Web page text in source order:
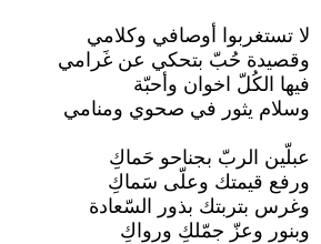
لا تستغربوا أوصافي وكلامي
وقصيدة حُبّ بتحكي عن غَرامي
فيها الكُلّ اخوان وأحبّة
وسلام يثور في صحوي ومنامي
عبلّين الربّ بجناحو حَماكِ
ورفع قيمتك وعلّى سَماكِ
وغرس بتربتك بذور السّعادة
وبنور وعزّ جمّلكِ ورواكِ